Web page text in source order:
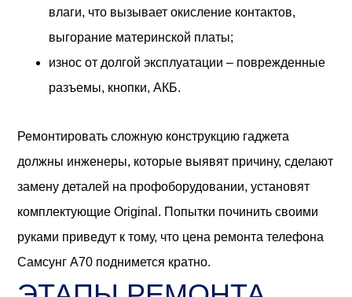
влаги, что вызывает окисление контактов,
выгорание материнской платы;
износ от долгой эксплуатации – поврежденные
разъемы, кнопки, АКБ.
Ремонтировать сложную конструкцию гаджета
должны инженеры, которые выявят причину, сделают
замену деталей на профоборудовании, установят
комплектующие Original. Попытки починить своими
руками приведут к тому, что цена ремонта телефона
Самсунг А70 поднимется кратно.